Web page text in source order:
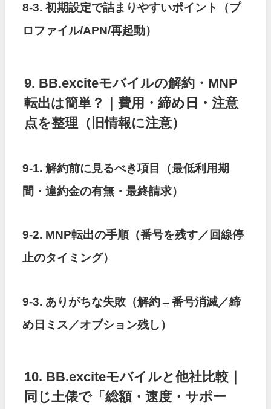
8-3. 初期設定で詰まりやすいポイント（プ
ロファイル/APN/再起動）
9. BB.exciteモバイルの解約・MNP
転出は簡単？｜費用・締め日・注意
点を整理（旧情報に注意）
9-1. 解約前に見るべき項目（最低利用期
間・違約金の有無・最終請求）
9-2. MNP転出の手順（番号を残す／回線停
止のタイミング）
9-3. ありがちな失敗（解約→番号消滅／締
め日ミス／オプション残し）
10. BB.exciteモバイルと他社比較｜
同じ土俵で「総額・速度・サポー